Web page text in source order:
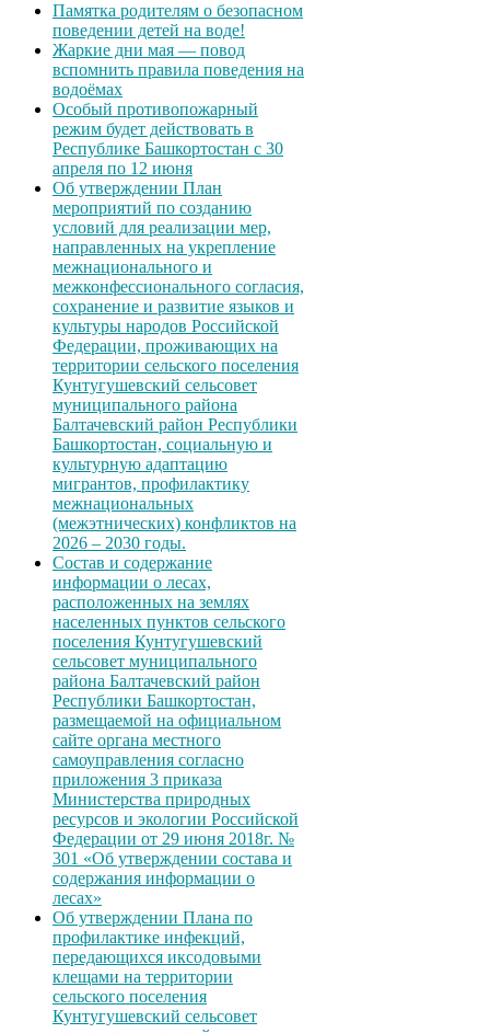
Памятка родителям о безопасном
поведении детей на воде!
Жаркие дни мая — повод
вспомнить правила поведения на
водоёмах
Особый противопожарный
режим будет действовать в
Республике Башкортостан с 30
апреля по 12 июня
Об утверждении План
мероприятий по созданию
условий для реализации мер,
направленных на укрепление
межнационального и
межконфессионального согласия,
сохранение и развитие языков и
культуры народов Российской
Федерации, проживающих на
территории сельского поселения
Кунтугушевский сельсовет
муниципального района
Балтачевский район Республики
Башкортостан, социальную и
культурную адаптацию
мигрантов, профилактику
межнациональных
(межэтнических) конфликтов на
2026 – 2030 годы.
Состав и содержание
информации о лесах,
расположенных на землях
населенных пунктов сельского
поселения Кунтугушевский
сельсовет муниципального
района Балтачевский район
Республики Башкортостан,
размещаемой на официальном
сайте органа местного
самоуправления согласно
приложения 3 приказа
Министерства природных
ресурсов и экологии Российской
Федерации от 29 июня 2018г. №
301 «Об утверждении состава и
содержания информации о
лесах»
Об утверждении Плана по
профилактике инфекций,
передающихся иксодовыми
клещами на территории
сельского поселения
Кунтугушевский сельсовет